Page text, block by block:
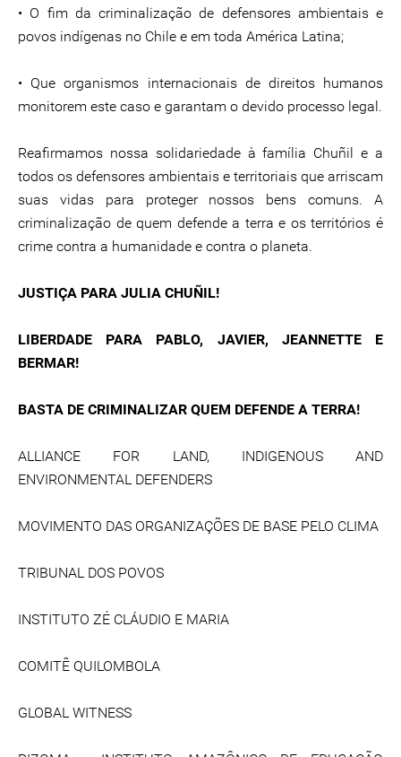
• O fim da criminalização de defensores ambientais e
povos indígenas no Chile e em toda América Latina;
• Que organismos internacionais de direitos humanos
monitorem este caso e garantam o devido processo legal.
Reafirmamos nossa solidariedade à família Chuñil e a
todos os defensores ambientais e territoriais que arriscam
suas vidas para proteger nossos bens comuns. A
criminalização de quem defende a terra e os territórios é
crime contra a humanidade e contra o planeta.
JUSTIÇA PARA JULIA CHUÑIL!
LIBERDADE PARA PABLO, JAVIER, JEANNETTE E
BERMAR!
BASTA DE CRIMINALIZAR QUEM DEFENDE A TERRA!
ALLIANCE FOR LAND, INDIGENOUS AND
ENVIRONMENTAL DEFENDERS
MOVIMENTO DAS ORGANIZAÇÕES DE BASE PELO CLIMA
TRIBUNAL DOS POVOS
INSTITUTO ZÉ CLÁUDIO E MARIA
COMITÊ QUILOMBOLA
GLOBAL WITNESS